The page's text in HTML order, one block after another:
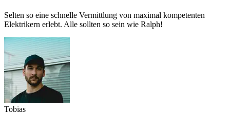
Selten so eine schnelle Vermittlung von maximal kompetenten
Elektrikern erlebt. Alle sollten so sein wie Ralph!
Tobias